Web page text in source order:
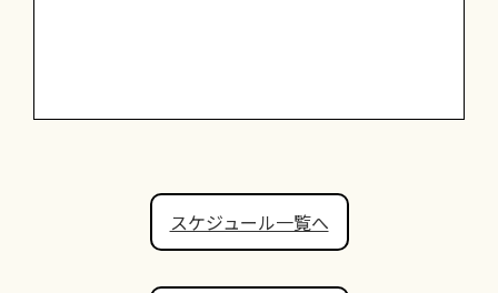
スケジュール一覧へ